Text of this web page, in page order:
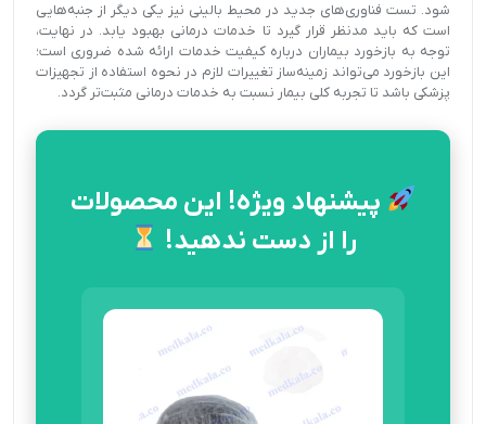
شود. تست فناوری‌های جدید در محیط بالینی نیز یکی دیگر از جنبه‌هایی
است که باید مدنظر قرار گیرد تا خدمات درمانی بهبود یابد. در نهایت،
توجه به بازخورد بیماران درباره کیفیت خدمات ارائه شده ضروری است؛
این بازخورد می‌تواند زمینه‌ساز تغییرات لازم در نحوه استفاده از تجهیزات
پزشکی باشد تا تجربه کلی بیمار نسبت به خدمات درمانی مثبت‌تر گردد.
پیشنهاد ویژه! این محصولات
را از دست ندهید!